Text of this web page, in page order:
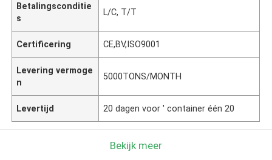
Betalingsconditie
s
L/C, T/T
Certificering CE,BV,ISO9001
Levering vermoge
n
5000TONS/MONTH
Levertijd 20 dagen voor ' container één 20
Bekijk meer